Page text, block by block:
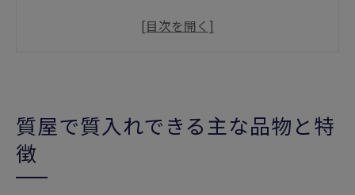
質入れと買取の違い・選択基準・メリット・デ
店舗概要
質屋で質入れできる主な品物と特
徴